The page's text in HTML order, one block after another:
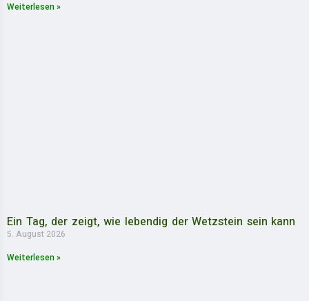
Weiterlesen »
Ein Tag, der zeigt, wie lebendig der Wetzstein sein kann
5. August 2026
Weiterlesen »